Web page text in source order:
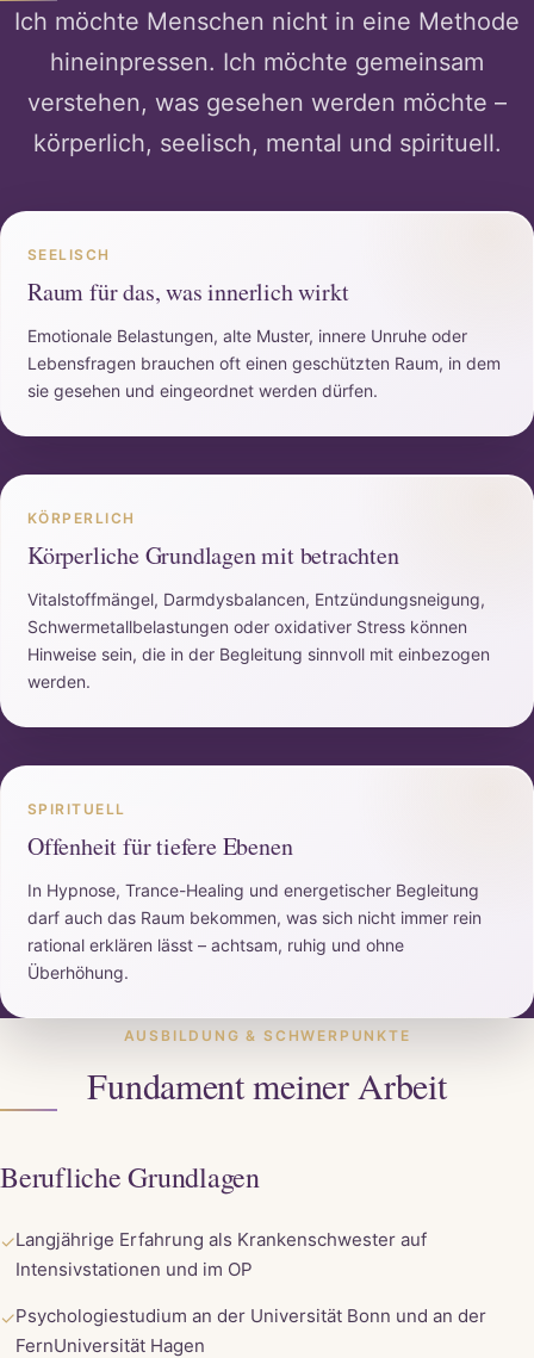
Ich möchte Menschen nicht in eine Methode
hineinpressen. Ich möchte gemeinsam
verstehen, was gesehen werden möchte –
körperlich, seelisch, mental und spirituell.
SEELISCH
Raum für das, was innerlich wirkt
Emotionale Belastungen, alte Muster, innere Unruhe oder
Lebensfragen brauchen oft einen geschützten Raum, in dem
sie gesehen und eingeordnet werden dürfen.
KÖRPERLICH
Körperliche Grundlagen mit betrachten
Vitalstoffmängel, Darmdysbalancen, Entzündungsneigung,
Schwermetallbelastungen oder oxidativer Stress können
Hinweise sein, die in der Begleitung sinnvoll mit einbezogen
werden.
SPIRITUELL
Offenheit für tiefere Ebenen
In Hypnose, Trance-Healing und energetischer Begleitung
darf auch das Raum bekommen, was sich nicht immer rein
rational erklären lässt – achtsam, ruhig und ohne
Überhöhung.
AUSBILDUNG & SCHWERPUNKTE
Fundament meiner Arbeit
Berufliche Grundlagen
✓Langjährige Erfahrung als Krankenschwester auf
Intensivstationen und im OP
✓Psychologiestudium an der Universität Bonn und an der
FernUniversität Hagen